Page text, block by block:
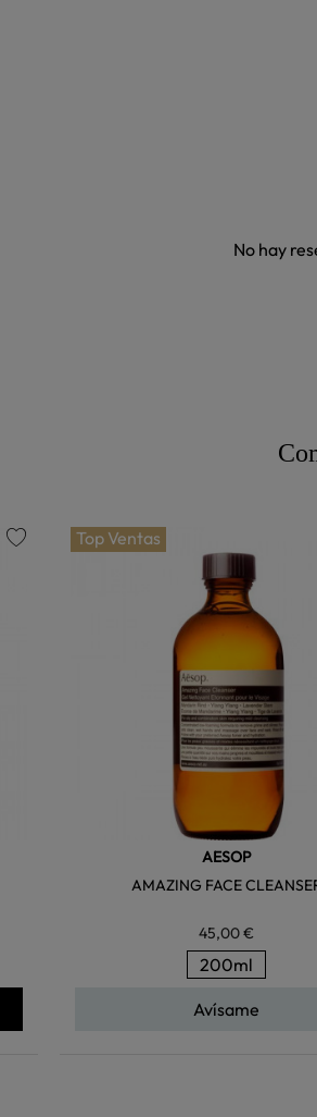
No hay
Top Ventas
AESOP
AMAZING FACE
45,00 €
200ml
Avísame